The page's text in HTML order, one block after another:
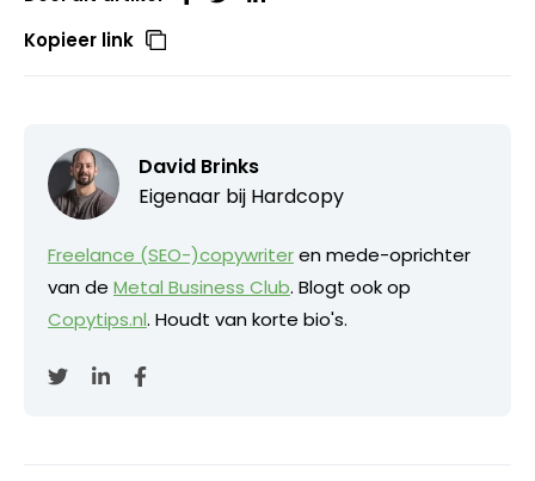
Kopieer link
David Brinks
Eigenaar bij Hardcopy
Freelance (SEO-)copywriteren mede-oprichter
van de Metal Business Club. Blogt ook op
Copytips.nl. Houdt van korte bio's.